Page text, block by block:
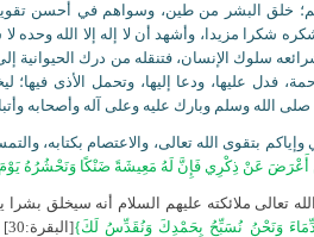
خلق البشر من طين، وسواهم في أحسن
شكرا مزيدا، وأشهد أن لا إله إلا الله
سلوك الإنسان، فتنقله من درك الحيوانية
فدل عليها، ودعا إليها، وتحمل الأذى
صلى الله وسلم وبارك عليه وعلى آله وأصحابه
بتقوى الله تعالى، والاعتصام بكتابه،
عَنْ ذِكْرِي فَإِنَّ لَهُ مَعِيشَةً ضَنْكًا وَنَحْشُرُهُ يَوْمَ
تعالى ملائكته عليهم السلام أنه سيخلق
وَنَحْنُ نُسَبِّحُ بِحَمْدِكَ وَنُقَدِّسُ لَكَ}